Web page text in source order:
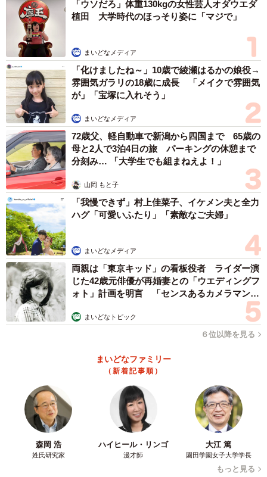
顔もします」
2/3
「ウソだろ」体重130kgの女性芸人オダウエダ
植田 大学時代のほっそり姿に「マジで」
まいどなメディア
「化けましたね～」10歳で綾瀬はるかの娘役→
雰囲気ガラリの18歳に成長 「メイクで雰囲気
が」「宝塚に入れそう」
まいどなメディア
72歳父、軽自動車で新潟から四国まで 65歳の
母と2人で3泊4日の旅 パーキングの休憩まで
分刻み… 「大学生でも組まねえよ！」
山岡 もと子
「我慢できず」村上佳菜子、イケメン夫と全力
ハグ「可愛いふたり」「素敵なご夫婦」
まいどなメディア
両親は「東京キッド」の看板役者 ライダー演
じた42歳元俳優が再婚妻との「ウエディングフ
ォト」計画を明言 「センスあるカメラマン求
まいどなトピック
６位以降を見る
まいどなファミリー
（新着記事順）
森岡 浩
姓氏研究家
ハイヒール・リンゴ
漫才師
大江 篤
園田学園女子大学学長
もっと見る